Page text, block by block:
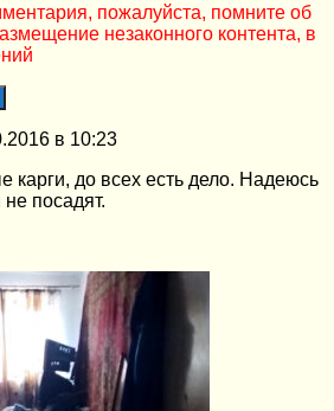
пожалуйста, помните об
незаконного контента, в
в 10:23
карги, до всех есть дело. Надеюсь
посадят.